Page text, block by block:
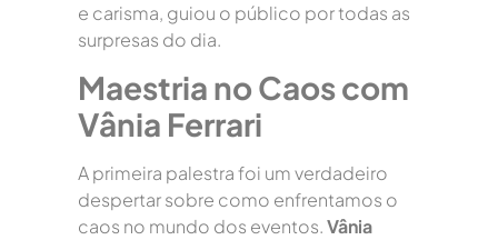
e carisma, guiou o público por todas as
surpresas do dia.
Maestria no Caos com
Vânia Ferrari
A primeira palestra foi um verdadeiro
despertar sobre como enfrentamos o
caos no mundo dos eventos.Vânia